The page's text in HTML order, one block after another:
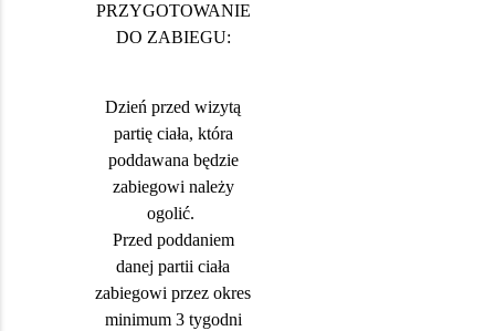
PRZYGOTOWANIE
DO ZABIEGU:
Dzień przed wizytą
partię ciała, która
poddawana będzie
zabiegowi należy
ogolić.
Przed poddaniem
danej partii ciała
zabiegowi przez okres
minimum 3 tygodni